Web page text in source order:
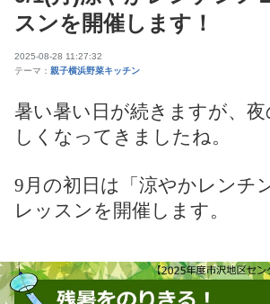
スンを開催します！
2025-08-28 11:27:32
テーマ： 親子横浜野菜キッチン
暑い暑い日が続きますが、
しくなってきましたね。
9月の初日は「涼やかレンチ
レッスンを開催します。